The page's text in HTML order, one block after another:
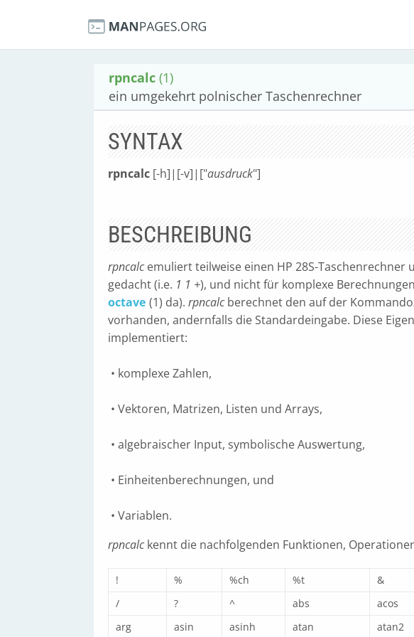
rpncalc (1)
ein umgekehrt polnischer Taschenrechner
SYNTAX
rpncalc [-h]|[-v]|["ausdruck"]
BESCHREIBUNG
rpncalcemuliert teilweise einen HP 28S-Taschenrechner
gedacht (i.e. 1 1 +), und nicht für komplexe
octave (1) da). rpncalcberechnet den auf der
vorhanden, andernfalls die Standardeingabe. Diese
implementiert:
• komplexe Zahlen,
• Vektoren, Matrizen, Listen und Arrays,
• algebraischer Input, symbolische Auswertung,
• Einheitenberechnungen, und
• Variablen.
rpncalckennt die nachfolgenden Funktionen,
! % %ch %t &
/
? ^ abs acos
arg
asin asinh atan atan2